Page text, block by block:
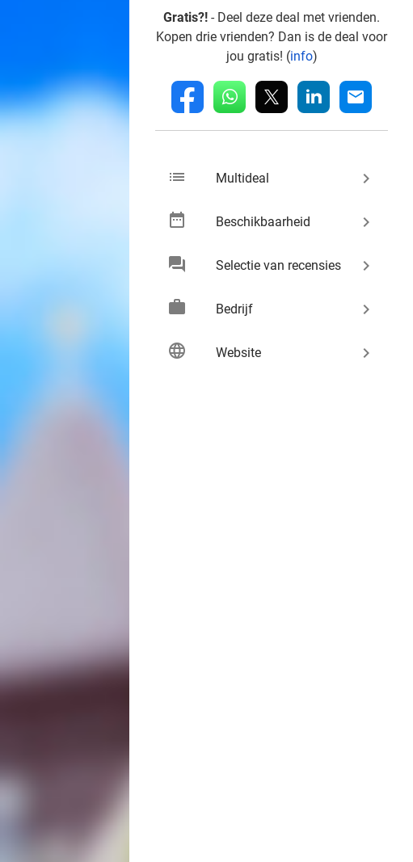
Gratis?! - Deel deze deal met vrienden.
Kopen drie vrienden? Dan is de deal voor
jou gratis! (info)
fb whatsapp linkedin mail
list Multideal keyboard_arrow_right
date_range Beschikbaarheid keyboard_arrow_right
chat Selectie van recensies keyboard_arrow_right
work Bedrijf keyboard_arrow_right
language Website keyboard_arrow_right